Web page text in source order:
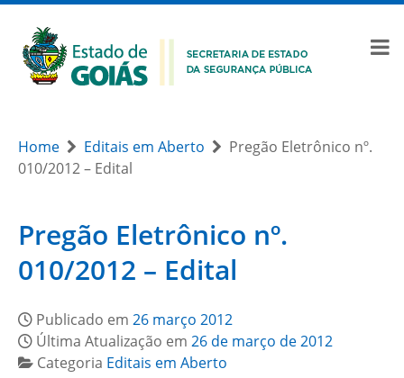
Home Editais em Aberto
Pregão Eletrônico nº.
010/2012 – Edital
Pregão Eletrônico nº.
010/2012 – Edital
Publicado em 26 março 2012
Última Atualização em 26 de março de 2012
Categoria Editais em Aberto